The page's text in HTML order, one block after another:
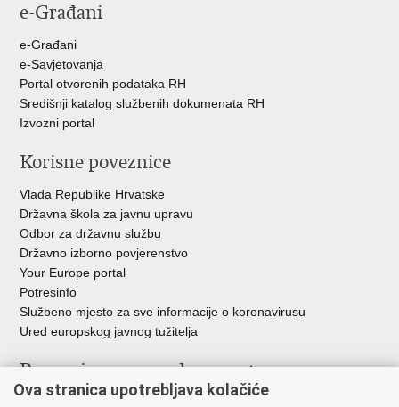
FacebookuTwitteru
e-Građani
e-Građani
e-Savjetovanja
Portal otvorenih podataka RH
Središnji katalog službenih dokumenata RH
Izvozni portal
Korisne poveznice
Vlada Republike Hrvatske
Državna škola za javnu upravu
Odbor za državnu službu
Državno izborno povjerenstvo
Your Europe portal
Potresinfo
Službeno mjesto za sve informacije o koronavirusu
Ured europskog javnog tužitelja
Poveznice pravosudnog sustava
Ova stranica upotrebljava kolačiće